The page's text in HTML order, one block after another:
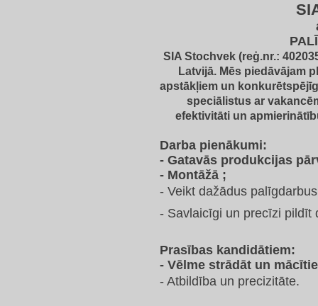
SIA Stochvek (reģ.nr.:
Latvijā. Mēs piedāvājam
apstākļiem un
speciālistus ar
efektivitāti un
Darba pienākumi:
- Gatavās produkcijas
- Montāžā ;
- Veikt dažādus
- Savlaicīgi un precīzi pildīt
Prasības kandidātiem:
- Vēlme strādāt un
- Atbildība un precizitāte.